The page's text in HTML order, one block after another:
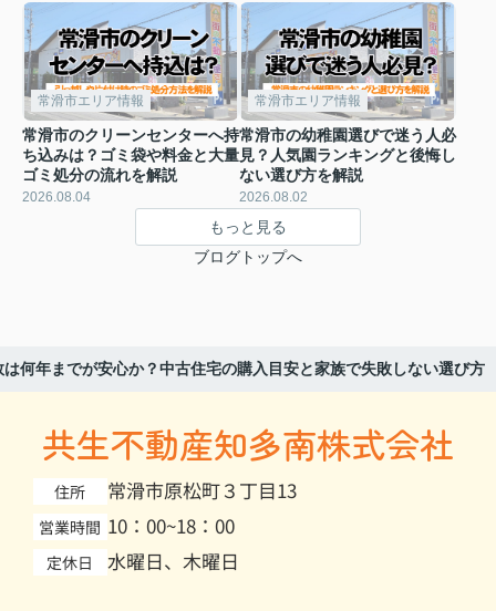
常滑市エリア情報
常滑市のクリーンセンターへ持
ち込みは？ゴミ袋や料金と大量
ゴミ処分の流れを解説
2026.08.04
常滑市エリア情報
常滑市の幼稚園選びで迷う人必
見？人気園ランキングと後悔し
ない選び方を解説
2026.08.02
もっと見る
ブログトップへ
は何年までが安心か？中古住宅の購入目安と家族で失敗しない選び方
共生不動産知多南株式会社
住所 常滑市原松町３丁目13
営業時間 10：00~18：00
定休日 水曜日、木曜日